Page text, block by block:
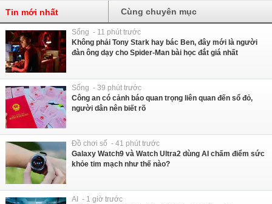
Tin mới nhất Cùng chuyên mục
Sống - 11 phút trước
Không phải Tony Stark hay bác Ben, đây mới là người
đàn ông dạy cho Spider-Man bài học đắt giá nhất
Sống - 39 phút trước
Công an có cảnh báo quan trọng liên quan đến sổ đỏ,
người dân nên biết rõ
Đồ chơi số - 41 phút trước
Galaxy Watch9 và Watch Ultra2 dùng AI chấm điểm sức
khỏe tim mạch như thế nào?
AI - 1 giờ trước